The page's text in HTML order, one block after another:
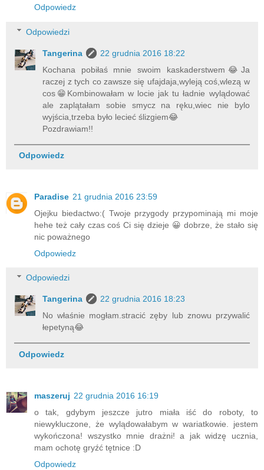
Odpowiedz
Odpowiedzi
Tangerina
22 grudnia 2016 18:22
Kochana pobiłaś mnie swoim kaskaderstwem😂Ja
raczej z tych co zawsze się ufajdaja,wyleją coś,wlezą w
cos😁Kombinowałam w locie jak tu ładnie wylądować
ale zaplątałam sobie smycz na ręku,wiec nie bylo
wyjścia,trzeba było lecieć ślizgiem😂
Pozdrawiam!!
Odpowiedz
Paradise 21 grudnia 2016 23:59
Ojejku biedactwo:( Twoje przygody przypominają mi moje
hehe też cały czas coś Ci się dzieje 😀 dobrze, że stało się
nic poważnego
Odpowiedz
Odpowiedzi
Tangerina
22 grudnia 2016 18:23
No właśnie mogłam.stracić zęby lub znowu przywalić
łepetyną😂
Odpowiedz
maszeruj 22 grudnia 2016 16:19
o tak, gdybym jeszcze jutro miała iść do roboty, to
niewykluczone, że wylądowałabym w wariatkowie. jestem
wykończona! wszystko mnie drażni! a jak widzę ucznia,
mam ochotę gryźć tętnice :D
Odpowiedz